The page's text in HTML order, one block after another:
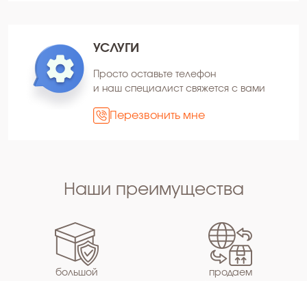
УСЛУГИ
Просто оставьте телефон
и наш специалист свяжется с вами
Перезвонить мне
Наши преимущества
большой
продаем